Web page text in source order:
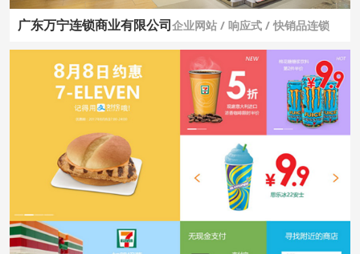
广东万宁连锁商业有限公司企业网站 / 响应式 / 快销品连锁